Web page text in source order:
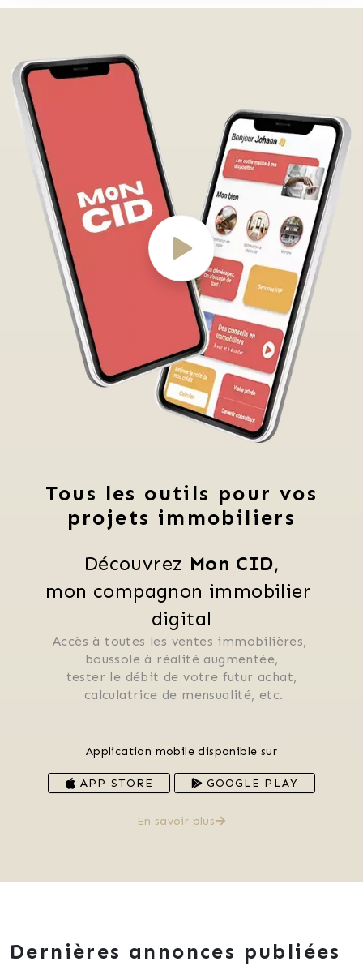
Tous les outils pour vos
projets immobiliers
Découvrez Mon CID,
mon compagnon immobilier
digital
Accès à toutes les ventes immobilières,
boussole à réalité augmentée,
tester le débit de votre futur achat,
calculatrice de mensualité, etc.
Application mobile disponible sur
APP STORE GOOGLE PLAY
En savoir plus
Dernières annonces publiées